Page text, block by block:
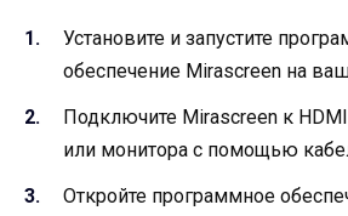
Установите и запустите
обеспечение Mirascreen на
Подключите Mirascreen к
или монитора с помощью
Откройте программное